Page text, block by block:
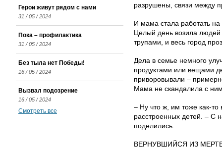
разрушены, связи между
И мама стала работать на
Целый день во­зила
трупами, и весь город
Дела в семье немного
продуктами или вещами
приворовывали –
Мама не скандалила с
– Ну что ж, им тоже как-то
расстроенных детей. – С
поделились.
ВЕРНУВШИЙСЯ ИЗ
Герои живут рядом с нами
31 / 05 / 2024
Пока – профилактика
31 / 05 / 2024
Без тыла нет Победы!
16 / 05 / 2024
Вызвал подозрение
16 / 05 / 2024
Смотреть все